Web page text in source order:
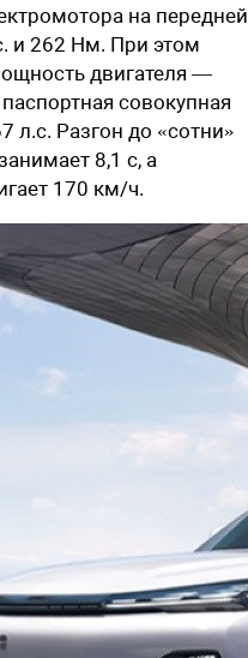
на передней
и 262 Нм. При этом
двигателя —
совокупная
л.с. Разгон до «сотни»
8,1 с, а
170 км/ч.